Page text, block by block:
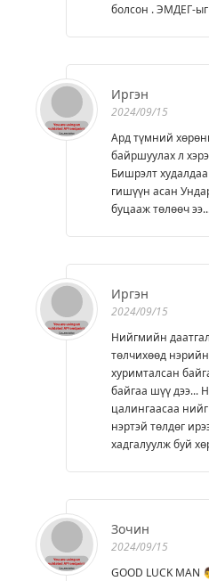
болсон . ЭМДЕГ-ыг
Иргэн
2024/09/15
Ард түмний
байршуулах л
Бишрэлт
гишүүн асан
буцааж төлөөч
Иргэн
2024/09/15
Нийгмийн
төлчихөөд
хуримталсан
байгаа шүү дээ...
цалингаасаа
нэртэй төлдөг
хадгалуулж буй
Зочин
2024/09/15
GOOD LUCK MAN